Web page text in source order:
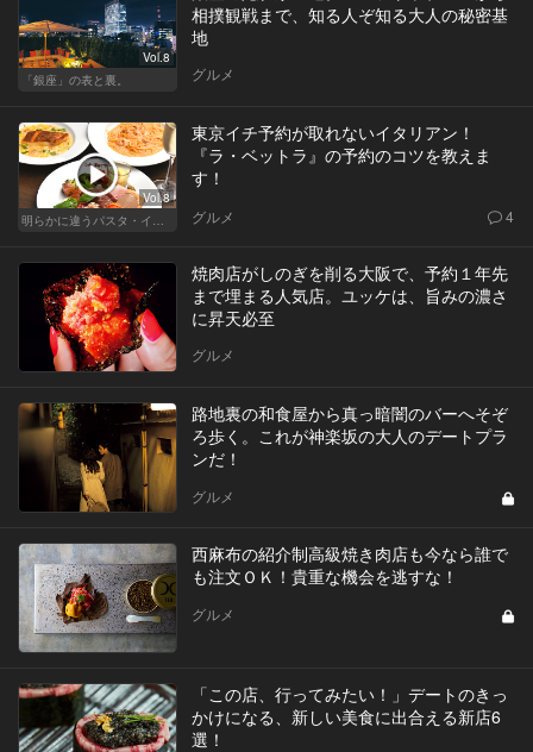
Vol.8
「銀座」の表と裏。
相撲観戦まで、知る人ぞ知る大人の秘密基
地
グルメ
Vol.8
明らかに違うパスタ・イタリアン
東京イチ予約が取れないイタリアン！
『ラ・ベットラ』の予約のコツを教えま
す！
グルメ 4
焼肉店がしのぎを削る大阪で、予約１年先
まで埋まる人気店。ユッケは、旨みの濃さ
に昇天必至
グルメ
路地裏の和食屋から真っ暗闇のバーへそぞ
ろ歩く。これが神楽坂の大人のデートプラ
ンだ！
グルメ
西麻布の紹介制高級焼き肉店も今なら誰で
も注文ＯＫ！貴重な機会を逃すな！
グルメ
「この店、行ってみたい！」デートのきっ
かけになる、新しい美食に出合える新店6
選！